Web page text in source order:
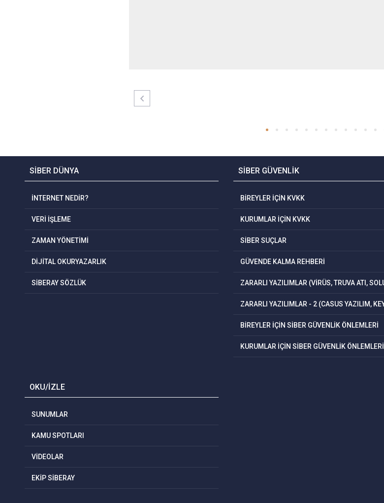
SİBER DÜNYA
İNTERNET NEDİR?
VERİ İŞLEME
ZAMAN YÖNETİMİ
DİJİTAL OKURYAZARLIK
SİBERAY SÖZLÜK
SİBER GÜVENLİK
BİREYLER İÇİN KVKK
KURUMLAR İÇİN KVKK
SİBER SUÇLAR
GÜVENDE KALMA REHBERİ
ZARARLI YAZILIMLAR (VİRÜS, TRUVA ATI,
ZARARLI YAZILIMLAR - 2 (CASUS YAZILIM,
BİREYLER İÇİN SİBER GÜVENLİK ÖNLEMLERİ
KURUMLAR İÇİN SİBER GÜVENLİK ÖNLEMLERİ
OKU/İZLE
SUNUMLAR
KAMU SPOTLARI
VİDEOLAR
EKİP SİBERAY